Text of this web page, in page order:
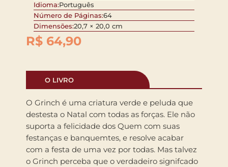
Idioma:Português
Número de Páginas:64
Dimensões:20,7 × 20,0 cm
R$ 64,90
O LIVRO
O Grinch é uma criatura verde e peluda que
destesta o Natal com todas as forças. Ele não
suporta a felicidade dos Quem com suas
festanças e banquemtes, e resolve acabar
com a festa de uma vez por todas. Mas talvez
o Grinch perceba que o verdadeiro signifcado